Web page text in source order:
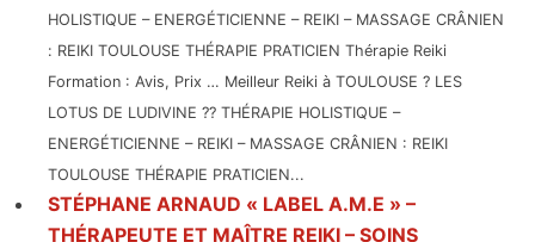
HOLISTIQUE – ENERGÉTICIENNE – REIKI – MASSAGE CRÂNIEN
: REIKI TOULOUSE THÉRAPIE PRATICIEN Thérapie Reiki
Formation : Avis, Prix … Meilleur Reiki à TOULOUSE ? LES
LOTUS DE LUDIVINE ?? THÉRAPIE HOLISTIQUE –
ENERGÉTICIENNE – REIKI – MASSAGE CRÂNIEN : REIKI
TOULOUSE THÉRAPIE PRATICIEN...
STÉPHANE ARNAUD « LABEL A.M.E » –
THÉRAPEUTE ET MAÎTRE REIKI – SOINS